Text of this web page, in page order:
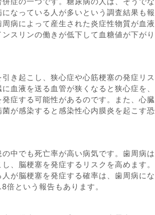
なっている人が多いという調査結果も報
病によって産生された炎症性物質が血液
スリンの働きが低下して血糖値が下がり
き起こし、狭心症や心筋梗塞の発症リス
血液を送る血管が狭くなると狭心症を、
症する可能性があるのです。また、心臓
が感染すると感染性心内膜炎を起こす恐
中でも死亡率が高い病気です。歯周病は
、脳梗塞を発症するリスクを高めます。
が脳梗塞を発症する確率は、歯周病にな
倍という報告もあります。